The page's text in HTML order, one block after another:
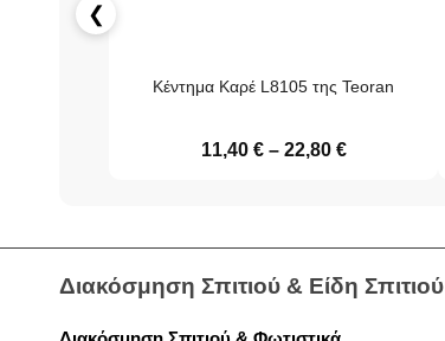
❮
Κέντημα Καρέ L8105 της Teoran
11,40 € – 22,80 €
Διακόσμηση Σπιτιού & Είδη Σπιτιού